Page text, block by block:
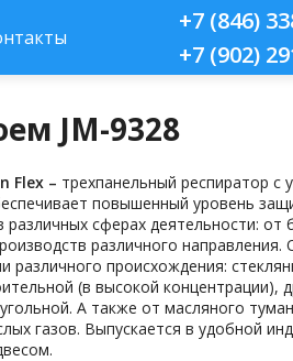
+7 (846)
+7 (902)
JM-9328
Flex – трехпанельный респиратор с
повышенный уровень
различных сферах деятельности: от
различного направления.
различного происхождения:
(в высокой концентрации),
А также от масляного
газов. Выпускается в удобной